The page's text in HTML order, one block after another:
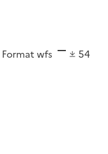
Format wfs
54